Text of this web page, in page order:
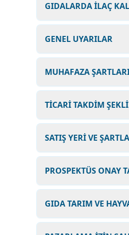
GIDALARDA İLAÇ
GENEL UYARILAR
MUHAFAZA
TİCARİ TAKDİM ŞEKLİ
SATIŞ YERİ VE
PROSPEKTÜS ONAY
GIDA TARIM VE